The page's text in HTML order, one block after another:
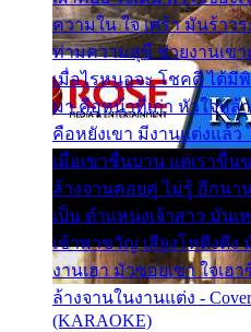
ความใน ใจ เศร้า มันร้าว
ท่ามความสุขี ช่วยงานเขา
เมื่อไรหนอจะ โชคดี ได้มี
มา คือหน้าที่เก่า หัวใจหล้
คือหยังเขา มีงานแต่งแล้ว
เมื่อเขาชื่นบาน แต่เราขื่น
ล้างจานคอยคู่ ไม่รู้ อีกนา
เป็น ตำแหน่งเจ้าสาว มัน
เข้าพาขวัญ เสียงโห่ตึงตึง
งานเฮา มัวซอยเขา ใจเ
ล้างจานในงานแต่ง -
(KARAOKE)